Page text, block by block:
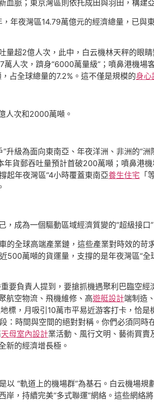
脈；東京灣區則依托成田與羽田，構建
年夜灣區14.79萬億元的經濟總量，已與
超2億人次，此中，白云機林天秤的眼
人次，躋身“6000萬量級”；噴鼻港機場
占全球總量的7.2%。這不僅是規模的身心
人次和2000萬噸。
升級為面向東南亞、年夜洋洲、非洲的“
年貨郵吞吐量預計首破200萬噸；噴鼻港
起年夜灣區“4小時覆蓋東南亞養生住宅 「
成為一個驅動區域經濟質變的“超級接口”
全球高端產業鏈，這些產業對時效的苛
萬噸的貨運量，支撐的是年夜灣區“
要負責人提到，要搶抓機遇聚利巴臨空
航空物流、飛機維修、高遊艇設計端制造
標，月吸引10萬市平易近游客打卡，恰是
：時間與空間的絕對對稱。你們必須同
天母室內設計業活動、風行文明、藝術買
新的經濟增長極。
“軌道上的機場群”為基石。白云機場
，持續完美“多式聯運”網絡。這些網絡